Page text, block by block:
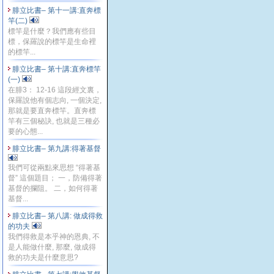
腓立比書– 第十一講:直奔標
竿(二)
標竿是什麼？我們應有些目
標，保羅說的標竿是生命裡
的標竿...
腓立比書– 第十講:直奔標竿
(一)
在腓3： 12-16 這段經文裏，
保羅說他有個志向, 一個決定,
那就是要直奔標竿。直奔標
竿有三個秘訣, 也就是三種必
要的心態...
腓立比書– 第九講:得著基督
我們可從兩點來思想 “得著基
督” 這個題目； 一，防備得著
基督的攔阻。 二，如何得著
基督...
腓立比書– 第八講: 做成得救
的功夫
我們得救是本乎神的恩典, 不
是人能做什麼, 那麼, 做成得
救的功夫是什麼意思?